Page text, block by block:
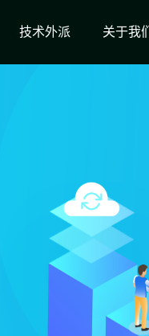
技术外派 关于我们